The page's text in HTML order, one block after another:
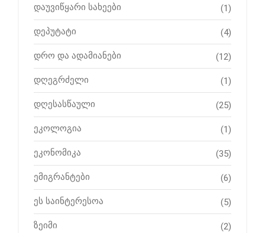
დაუვიწყარი სახეები (1)
დეპუტატი (4)
დრო და ადამიანები (12)
დღეგრძელი (1)
დღესასწაული (25)
ეკოლოგია (1)
ეკონომიკა (35)
ემიგრანტები (6)
ეს საინტერესოა (5)
ზეიმი (2)